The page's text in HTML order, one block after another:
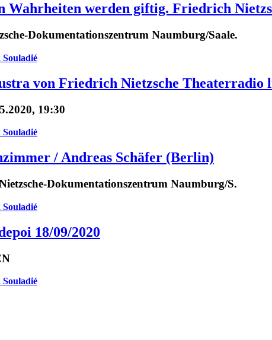
Wahrheiten werden giftig. Friedrich
Dokumentationszentrum Naumburg/Saale.
von Friedrich Nietzsche Theaterradio
19:30
/ Andreas Schäfer (Berlin)
Dokumentationszentrum Naumburg/S.
18/09/2020